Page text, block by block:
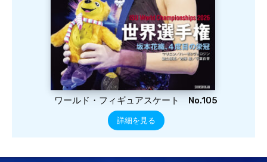
ワールド・フィギュアスケート No.105
詳細を見る